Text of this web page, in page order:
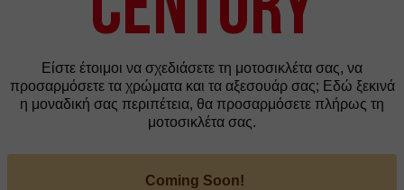
Είστε έτοιμοι να σχεδιάσετε τη μοτοσικλέτα σας, να
προσαρμόσετε τα χρώματα και τα αξεσουάρ σας; Εδώ ξεκινά
η μοναδική σας περιπέτεια, θα προσαρμόσετε πλήρως τη
μοτοσικλέτα σας.
Coming Soon!